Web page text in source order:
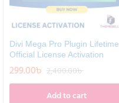
Divi Mega Pro Plugin Lifetime
Official License Activation
299.00৳ 2,400.00৳
Add to cart